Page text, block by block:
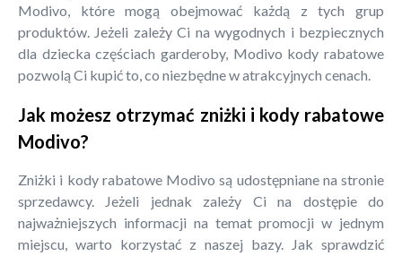
Modivo, które mogą obejmować każdą z tych grup
produktów. Jeżeli zależy Ci na wygodnych i bezpiecznych
dla dziecka częściach garderoby, Modivo kody rabatowe
pozwolą Ci kupić to, co niezbędne w atrakcyjnych cenach.
Jak możesz otrzymać zniżki i kody rabatowe
Modivo?
Zniżki i kody rabatowe Modivo są udostępniane na stronie
sprzedawcy. Jeżeli jednak zależy Ci na dostępie do
najważniejszych informacji na temat promocji w jednym
miejscu, warto korzystać z naszej bazy. Jak sprawdzić